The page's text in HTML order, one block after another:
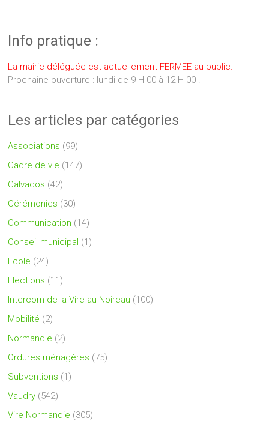
Info pratique :
La mairie déléguée est actuellement FERMEE au public.
Prochaine ouverture : lundi de 9 H 00 à 12 H 00 .
Les articles par catégories
Associations (99)
Cadre de vie (147)
Calvados (42)
Cérémonies (30)
Communication (14)
Conseil municipal (1)
Ecole (24)
Elections (11)
Intercom de la Vire au Noireau (100)
Mobilité (2)
Normandie (2)
Ordures ménagères (75)
Subventions (1)
Vaudry (542)
Vire Normandie (305)